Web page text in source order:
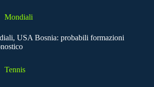
Mondiali
USA Bosnia: probabili formazioni
Tennis